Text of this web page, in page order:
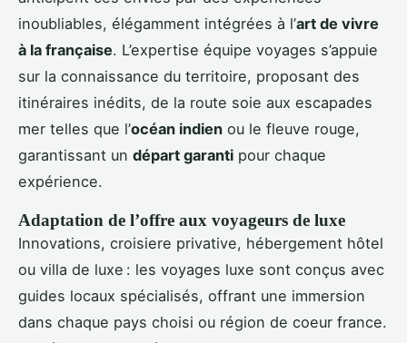
inoubliables, élégamment intégrées à l’art de vivre
à la française. L’expertise équipe voyages s’appuie
sur la connaissance du territoire, proposant des
itinéraires inédits, de la route soie aux escapades
mer telles que l’océan indien ou le fleuve rouge,
garantissant un départ garanti pour chaque
expérience.
Adaptation de l’offre aux voyageurs de luxe
Innovations, croisiere privative, hébergement hôtel
ou villa de luxe : les voyages luxe sont conçus avec
guides locaux spécialisés, offrant une immersion
dans chaque pays choisi ou région de coeur france.